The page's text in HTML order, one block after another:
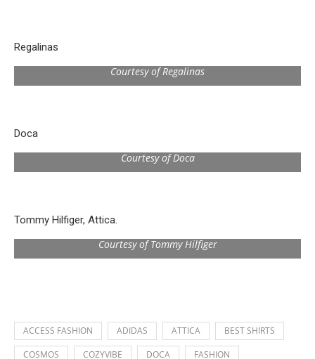
Regalinas
Courtesy of Regalinas
Doca
Courtesy of Doca
Tommy Hilfiger, Attica.
Courtesy of Tommy Hilfiger
ACCESS FASHION ADIDAS ATTICA
BEST SHIRTS
COSMOS
COZYVIBE DOCA
FASHION